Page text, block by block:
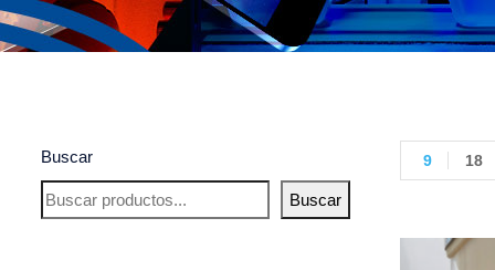
Buscar
Buscar
9 18